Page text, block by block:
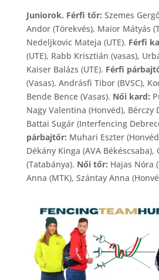
Juniorok. Férfi tőr: Szemes
Andor (Törekvés), Maior Mátyás
Nedeljkovic Mateja (UTE). Férfi
(UTE), Rabb Krisztián (vasas),
Kaiser Balázs (UTE). Férfi
(Vasas), Andrásfi Tibor (BVSC),
Bende Bence (Vasas). Női kard:
Nagy Valentina (Honvéd), Bérczy
Battai Sugár (Interfencing
párbajtőr: Muhari Eszter
Dékány Kinga (AVA Békéscsaba),
(Tatabánya). Női tőr: Hajas Nóra
Anna (MTK), Szántay Anna